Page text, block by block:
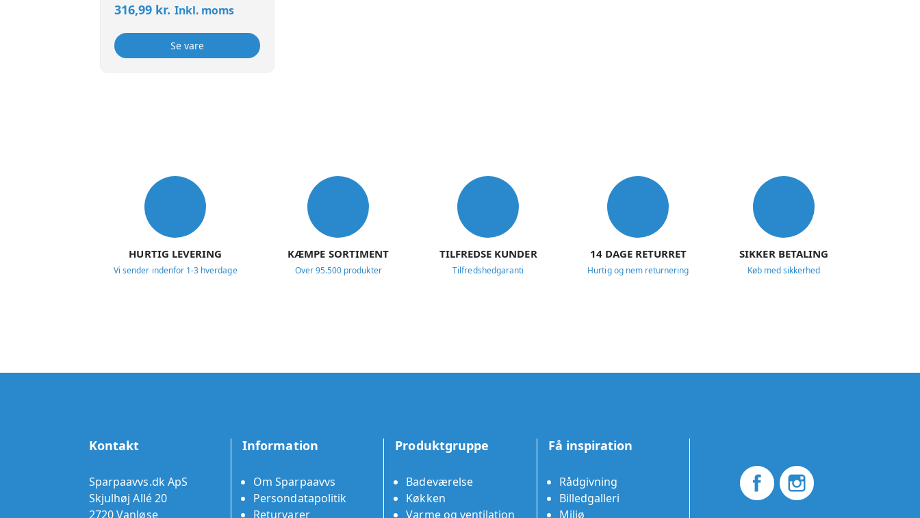
316,99 kr. Inkl. moms
Se vare
HURTIG LEVERING
Vi sender indenfor 1-3 hverdage
KÆMPE SORTIMENT
Over 95.500 produkter
TILFREDSE KUNDER
Tilfredshedgaranti
14 DAGE RETURRET
Hurtig og nem returnering
SIKKER BETALING
Køb med sikkerhed
Kontakt
Sparpaavvs.dk ApS
Skjulhøj Allé 20
2720 Vanløse
Information
Om Sparpaavvs
Persondatapolitik
Returvarer
Produktgruppe
Badeværelse
Køkken
Varme og ventilation
Få inspiration
Rådgivning
Billedgalleri
Miljø